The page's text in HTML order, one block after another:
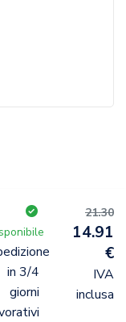
in 3/4
giorni
21.30
14.91
€
IVA
inclusa